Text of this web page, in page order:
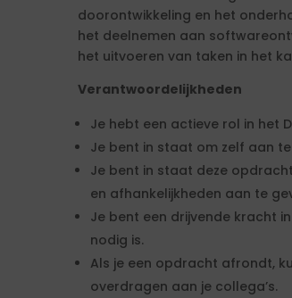
doorontwikkeling en het
het deelnemen aan
het uitvoeren van taken in het
Verantwoordelijkheden
Je hebt een actieve rol in het
Je bent in staat om zelf aan
Je bent in staat deze
en afhankelijkheden aan te
Je bent een drijvende kracht
nodig is.
Als je een opdracht afrondt,
overdragen aan je collega’s.